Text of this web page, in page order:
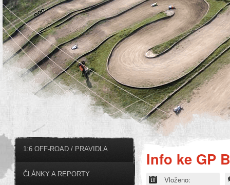
Info ke GP
Vloženo:
1:6 OFF-ROAD / PRAVIDLA
ČLÁNKY A REPORTY